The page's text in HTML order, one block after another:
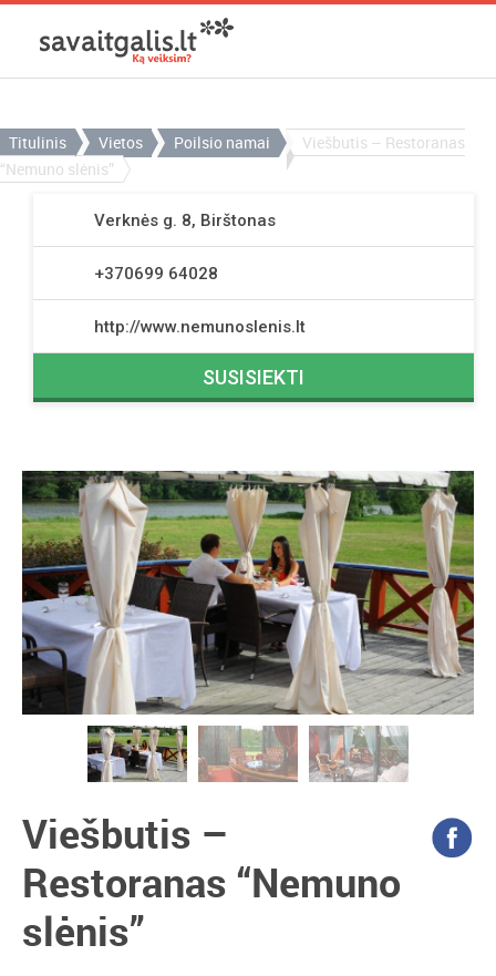
Titulinis Vietos Poilsio namai
Viešbutis – Restoranas
“Nemuno slėnis”
Viešbutis –
Restoranas “Nemuno
slėnis”
Verknės g. 8, Birštonas
+370699 64028
http://www.nemunoslenis.lt
SUSISIEKTI